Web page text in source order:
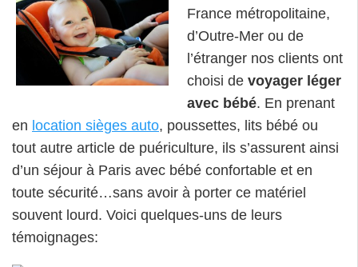
France métropolitaine,
d’Outre-Mer ou de
l’étranger nos clients ont
choisi de voyager léger
avec bébé. En prenant
en location sièges auto, poussettes, lits bébé ou
tout autre article de puériculture, ils s’assurent ainsi
d’un séjour à Paris avec bébé confortable et en
toute sécurité…sans avoir à porter ce matériel
souvent lourd. Voici quelques-uns de leurs
témoignages: